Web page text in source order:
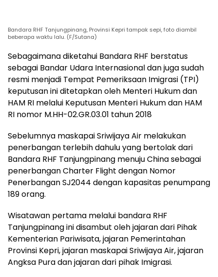
Bandara RHF Tanjungpinang, Provinsi Kepri tampak sepi, foto diambil
beberapa waktu lalu. (F/Sutana)
Sebagaimana diketahui Bandara RHF berstatus
sebagai Bandar Udara Internasional dan juga sudah
resmi menjadi Tempat Pemeriksaan Imigrasi (TPI)
keputusan ini ditetapkan oleh Menteri Hukum dan
HAM RI melalui Keputusan Menteri Hukum dan HAM
RI nomor M.HH-02.GR.03.01 tahun 2018
Sebelumnya maskapai Sriwijaya Air melakukan
penerbangan terlebih dahulu yang bertolak dari
Bandara RHF Tanjungpinang menuju China sebagai
penerbangan Charter Flight dengan Nomor
Penerbangan SJ2044 dengan kapasitas penumpang
189 orang.
Wisatawan pertama melalui bandara RHF
Tanjungpinang ini disambut oleh jajaran dari Pihak
Kementerian Pariwisata, jajaran Pemerintahan
Provinsi Kepri, jajaran maskapai Sriwijaya Air, jajaran
Angksa Pura dan jajaran dari pihak Imigrasi.